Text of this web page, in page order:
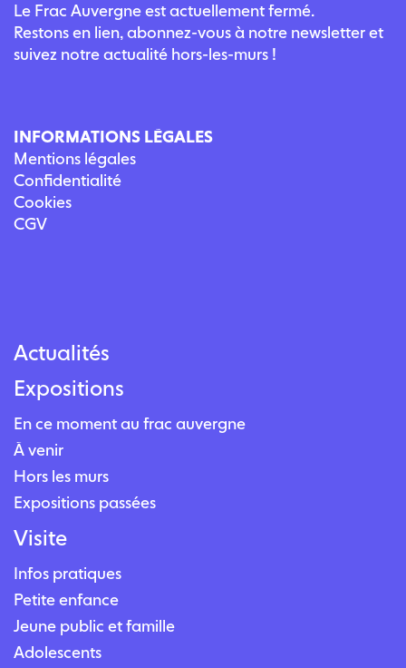
Le Frac Auvergne est actuellement fermé.
Restons en lien, abonnez-vous à notre newsletter et
suivez notre actualité hors-les-murs !
INFORMATIONS LÉGALES
Mentions légales
Confidentialité
Cookies
CGV
Actualités
Expositions
En ce moment au frac auvergne
À venir
Hors les murs
Expositions passées
Visite
Infos pratiques
Petite enfance
Jeune public et famille
Adolescents